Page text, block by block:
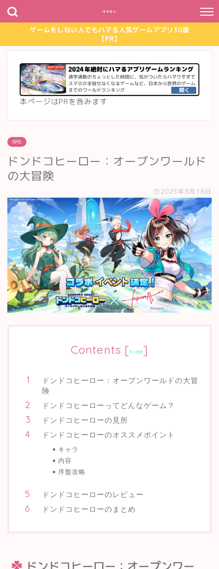
~ももろぐ~
ゲームをしない人でもハマる人気ゲームアプリ30選
【PR】
本ページはPRを含みます
RPG
ドンドコヒーロー：オープンワールド
の大冒険
2025年8月18日
Contents [ hide]
ドンドコヒーロー：オープンワールドの大冒
険
ドンドコヒーローってどんなゲーム？
ドンドコヒーローの見所
ドンドコヒーローのオススメポイント
キャラ
内容
序盤攻略
ドンドコヒーローのレビュー
ドンドコヒーローのまとめ